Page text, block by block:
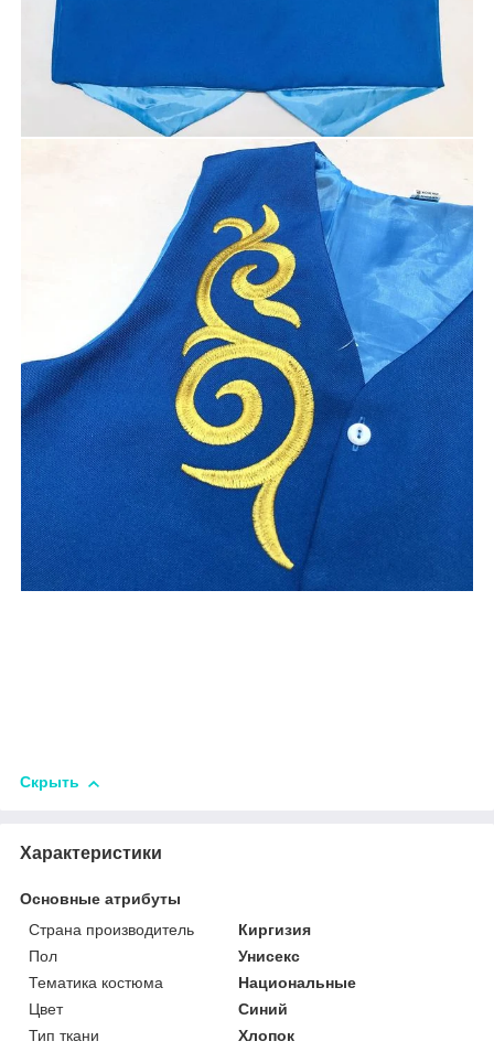
Скрыть
Характеристики
Основные атрибуты
Страна производитель
Киргизия
Пол
Унисекс
Тематика костюма
Национальные
Цвет
Синий
Тип ткани
Хлопок